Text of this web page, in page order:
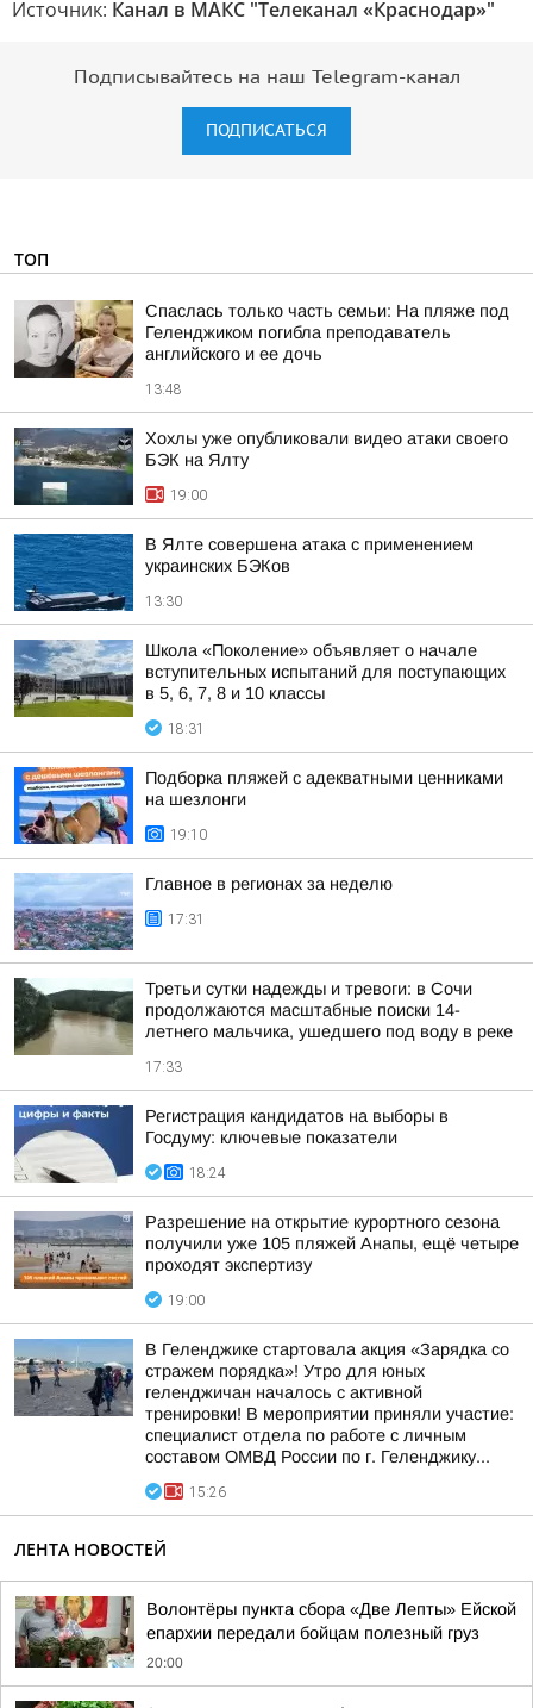
Источник: Канал в МАКС "Телеканал «Краснодар»"
Подписывайтесь на наш Telegram-канал
ПОДПИСАТЬСЯ
ТОП
Спаслась только часть семьи: На пляже под
Геленджиком погибла преподаватель
английского и ее дочь
13:48
Хохлы уже опубликовали видео атаки своего
БЭК на Ялту
19:00
В Ялте совершена атака с применением
украинских БЭКов
13:30
Школа «Поколение» объявляет о начале
вступительных испытаний для поступающих
в 5, 6, 7, 8 и 10 классы
18:31
Подборка пляжей с адекватными ценниками
на шезлонги
19:10
Главное в регионах за неделю
17:31
Третьи сутки надежды и тревоги: в Сочи
продолжаются масштабные поиски 14-
летнего мальчика, ушедшего под воду в реке
17:33
Регистрация кандидатов на выборы в
Госдуму: ключевые показатели
18:24
Разрешение на открытие курортного сезона
получили уже 105 пляжей Анапы, ещё четыре
проходят экспертизу
19:00
В Геленджике стартовала акция «Зарядка со
стражем порядка»! Утро для юных
геленджичан началось с активной
тренировки! В мероприятии приняли участие:
специалист отдела по работе с личным
составом ОМВД России по г. Геленджику...
15:26
ЛЕНТА НОВОСТЕЙ
Волонтёры пункта сбора «Две Лепты» Ейской
епархии передали бойцам полезный груз
20:00